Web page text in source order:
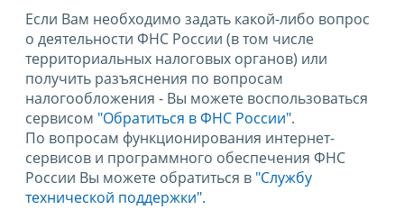
Если Вам необходимо задать какой-либо вопрос
о деятельности ФНС России (в том числе
территориальных налоговых органов) или
получить разъяснения по вопросам
налогообложения - Вы можете воспользоваться
сервисом "Обратиться в ФНС России".
По вопросам функционирования интернет-
сервисов и программного обеспечения ФНС
России Вы можете обратиться в "Службу
технической поддержки".